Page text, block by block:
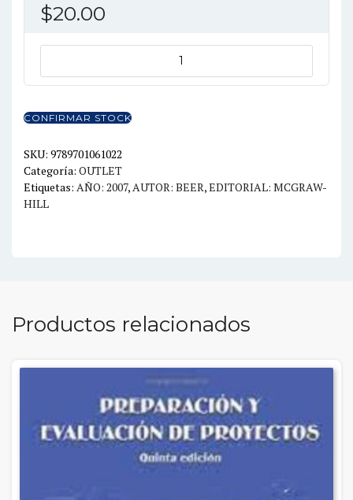
$20.00
CONFIRMAR STOCK
SKU: 9789701061022
Categoría: OUTLET
Etiquetas: AÑO: 2007, AUTOR: BEER,EDITORIAL: MCGRAW-
HILL
Productos relacionados